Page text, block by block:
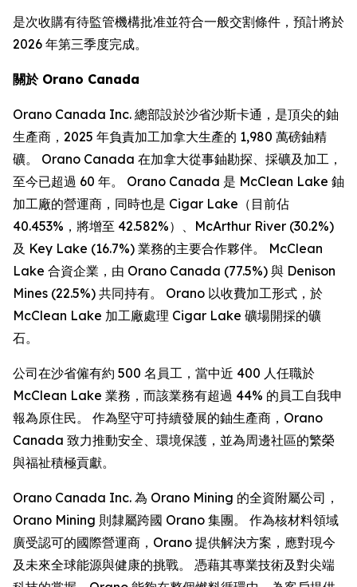
是次收購有待監管機構批准並符合一般交割條件，預計將於
2026 年第三季度完成。
關於 Orano Canada
Orano Canada Inc. 總部設於沙省沙斯卡通，是頂尖的鈾
生產商，2025 年負責加工加拿大生產的 1,980 萬磅鈾精
礦。 Orano Canada 在加拿大從事鈾勘探、採礦及加工，
至今已超過 60 年。 Orano Canada 是 McClean Lake 鈾
加工廠的營運商，同時也是 Cigar Lake（目前佔
40.453%，將增至 42.582%）、McArthur River (30.2%)
及 Key Lake (16.7%) 業務的主要合作夥伴。 McClean
Lake 合資企業，由 Orano Canada (77.5%) 與 Denison
Mines (22.5%) 共同持有。 Orano 以收費加工形式，於
McClean Lake 加工廠處理 Cigar Lake 礦場開採的礦
石。
公司在沙省僱有約 500 名員工，當中近 400 人任職於
McClean Lake 業務，而該業務有超過 44% 的員工自我申
報為原住民。 作為堅守可持續發展的鈾生產商，Orano
Canada 致力推動安全、環境保護，並為周邊社區的繁榮
與福祉積極貢獻。
Orano Canada Inc. 為 Orano Mining 的全資附屬公司，
Orano Mining 則隸屬跨國 Orano 集團。 作為核材料領域
廣受認可的國際營運商，Orano 提供解決方案，應對現今
及未來全球能源與健康的挑戰。 憑藉其專業技術及對尖端